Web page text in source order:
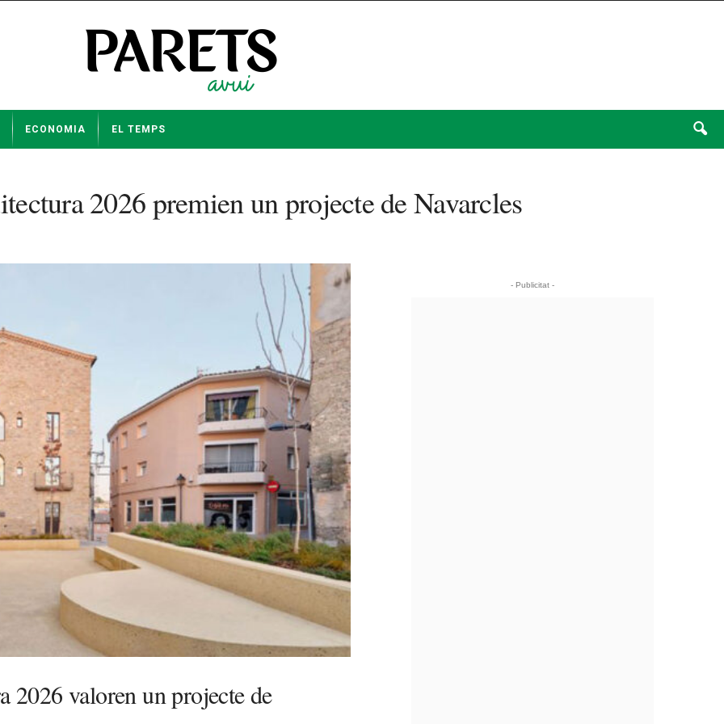
ECONOMIA EL TEMPS
2026 premien un projecte de Navarcles
2026 valoren un projecte de
- Publicitat -